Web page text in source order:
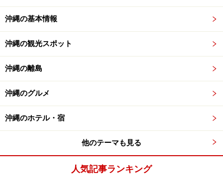
夏は様々なマリンアクティビティを思いきり楽しめる季
節！ 流行のSUP(スタンドアップパドル)にも挑戦してみて
は？
また、この海開きイベントに合わせて、石垣島のクラブ
メッドでも今シーズン新たに導入されるアクティビテ
ィ、スタンドアップパドルのお披露目イベントが開催さ
の日はビーチにBBQコーナー＆バースタンドが用意され
るというのだから、楽しみです。沖縄本島に先だって、
■トゥドゥマリの浜海開きイベント
開催日時：2014年3月16日
沖縄の基本情報
沖縄の観光スポット
沖縄の離島
沖縄のグルメ
沖縄のホテル・宿
他のテーマも見る
人気記事ランキング